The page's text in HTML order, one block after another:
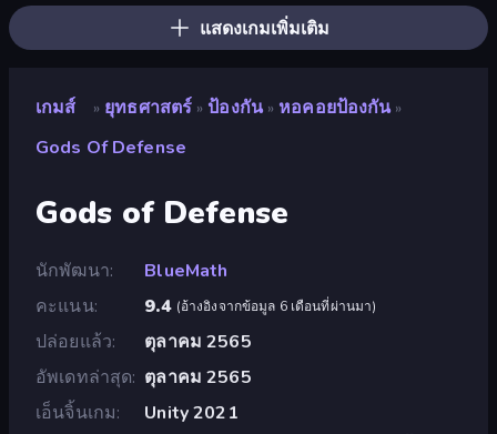
แสดงเกมเพิ่มเติม
เกมส์ » ยุทธศาสตร์ » ป้องกัน » หอคอยป้องกัน »
Gods Of Defense
Gods of Defense
นักพัฒนา
BlueMath
คะแนน
9.4 (อ้างอิงจากข้อมูล 6 เดือนที่ผ่านมา)
ปล่อยแล้ว
ตุลาคม 2565
อัพเดทล่าสุด ตุลาคม 2565
เอ็นจิ้นเกม
Unity 2021